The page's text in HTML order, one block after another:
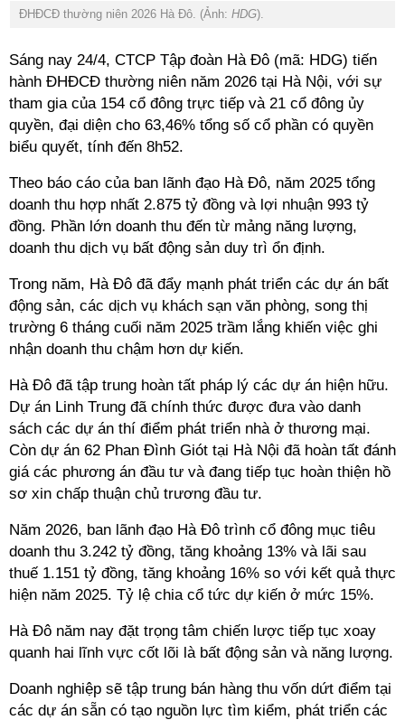
ĐHĐCĐ thường niên 2026 Hà Đô. (Ảnh: HDG).
Sáng nay 24/4, CTCP Tập đoàn Hà Đô (mã: HDG) tiến
hành ĐHĐCĐ thường niên năm 2026 tại Hà Nội, với sự
tham gia của 154 cổ đông trực tiếp và 21 cổ đông ủy
quyền, đại diện cho 63,46% tổng số cổ phần có quyền
biểu quyết, tính đến 8h52.
Theo báo cáo của ban lãnh đạo Hà Đô, năm 2025 tổng
doanh thu hợp nhất 2.875 tỷ đồng và lợi nhuận 993 tỷ
đồng. Phần lớn doanh thu đến từ mảng năng lượng,
doanh thu dịch vụ bất động sản duy trì ổn định.
Trong năm, Hà Đô đã đẩy mạnh phát triển các dự án bất
động sản, các dịch vụ khách sạn văn phòng, song thị
trường 6 tháng cuối năm 2025 trầm lắng khiến việc ghi
nhận doanh thu chậm hơn dự kiến.
Hà Đô đã tập trung hoàn tất pháp lý các dự án hiện hữu.
Dự án Linh Trung đã chính thức được đưa vào danh
sách các dự án thí điểm phát triển nhà ở thương mại.
Còn dự án 62 Phan Đình Giót tại Hà Nội đã hoàn tất đánh
giá các phương án đầu tư và đang tiếp tục hoàn thiện hồ
sơ xin chấp thuận chủ trương đầu tư.
Năm 2026, ban lãnh đạo Hà Đô trình cổ đông mục tiêu
doanh thu 3.242 tỷ đồng, tăng khoảng 13% và lãi sau
thuế 1.151 tỷ đồng, tăng khoảng 16% so với kết quả thực
hiện năm 2025. Tỷ lệ chia cổ tức dự kiến ở mức 15%.
Hà Đô năm nay đặt trọng tâm chiến lược tiếp tục xoay
quanh hai lĩnh vực cốt lõi là bất động sản và năng lượng.
Doanh nghiệp sẽ tập trung bán hàng thu vốn dứt điểm tại
các dự án sẵn có tạo nguồn lực tìm kiểm, phát triển các